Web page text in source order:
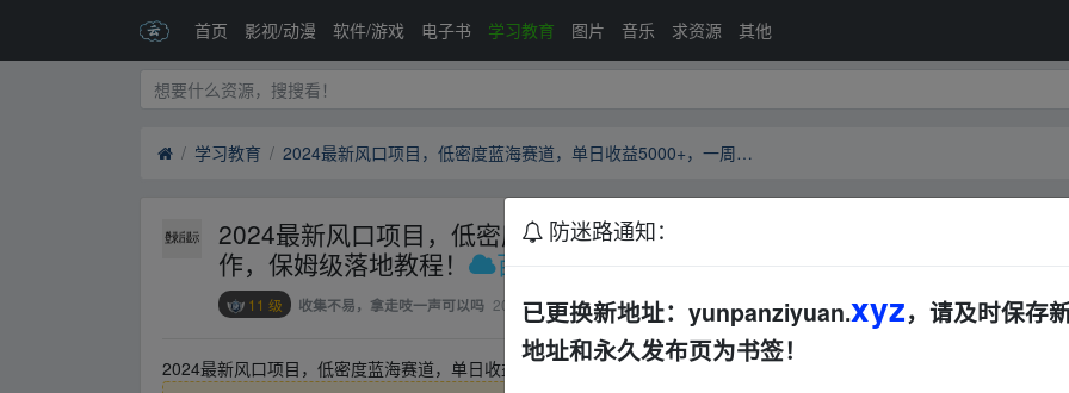
首页 影视/动漫 软件/游戏 电子书 学习教育 图片 音乐 求资源 其他
学习教育 2024最新风口项目，低密度蓝海赛道，单日收益5000+，一周收益4w+！无脑操作，保姆级落地教程！
2024最新风口项目，低密度蓝海赛道，单日收益5000+，一周收益4w+！无脑
作，保姆级落地教程！
百度网盘
11 级 收集不易，拿走吱一声可以吗 2024-9-27
2024最新风口项目，低密度蓝海赛道，单日收益5000+，一周收益4w+！无脑操作，保姆级落地教程！
防迷路通知：
已更换新地址：yunpanziyuan.xyz，请及时保存
地址和永久发布页为书签！